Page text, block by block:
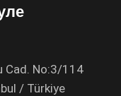
Cad. No:3/114
/ Türkiye